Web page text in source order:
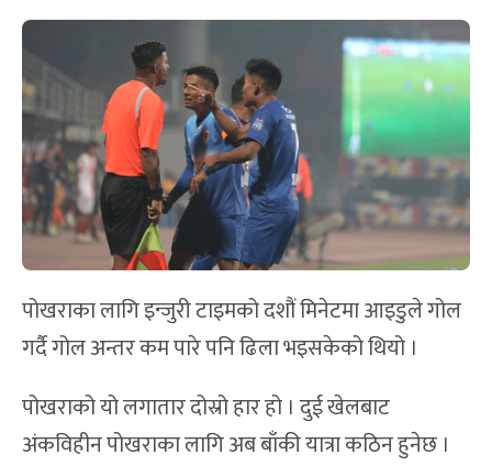
पोखराका लागि इन्जुरी टाइमको दशौं मिनेटमा आइडुले गोल
गर्दै गोल अन्तर कम पारे पनि ढिला भइसकेको थियो ।
पोखराको यो लगातार दोस्रो हार हो । दुई खेलबाट
अंकविहीन पोखराका लागि अब बाँकी यात्रा कठिन हुनेछ ।